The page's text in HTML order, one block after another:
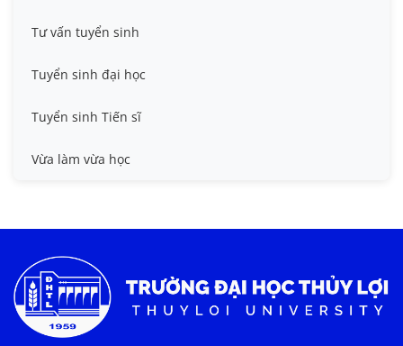
Tư vấn tuyển sinh
Tuyển sinh đại học
Tuyển sinh Tiến sĩ
Vừa làm vừa học